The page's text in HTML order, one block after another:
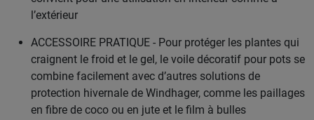
l’extérieur
ACCESSOIRE PRATIQUE - Pour protéger les plantes qui
craignent le froid et le gel, le voile décoratif pour pots se
combine facilement avec d’autres solutions de
protection hivernale de Windhager, comme les paillages
en fibre de coco ou en jute et le film à bulles